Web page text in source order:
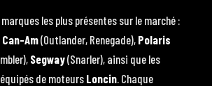
les plus présentes sur le marché :
Can-Am(Outlander, Renegade), Polaris
Segway(Snarler), ainsi que les
de moteurs Loncin . Chaque